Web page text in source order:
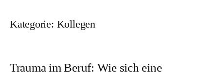
Kategorie: Kollegen
Trauma im Beruf: Wie sich eine